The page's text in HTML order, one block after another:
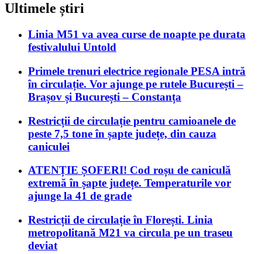
Ultimele știri
Linia M51 va avea curse de noapte pe durata
festivalului Untold
Primele trenuri electrice regionale PESA intră
în circulație. Vor ajunge pe rutele București –
Brașov și București – Constanța
Restricții de circulație pentru camioanele de
peste 7,5 tone în șapte județe, din cauza
caniculei
ATENȚIE ȘOFERI! Cod roșu de caniculă
extremă în șapte județe. Temperaturile vor
ajunge la 41 de grade
Restricții de circulație în Florești. Linia
metropolitană M21 va circula pe un traseu
deviat